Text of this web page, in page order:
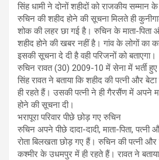
सिंह धामी ने दोनों शहीदों को राजकीय सम्मान
रुचिन की शहीद होने की सूचना मिलते ही
शोक की लहर छा गई है। रुचिन के माता-पिता
शहीद होने की खबर नहीं है। गांव के लोगों का
इसकी सूचना दे दी है वही परिजनों को बताएगा।
रुचिन रावत (30) 2009-10 में सेना में भर्ती
सिंह रावत ने बताया कि शहीद की पत्नी और
ही रहते हैं। उसकी पत्नी ने ही गैरसैंण में अपने
होने की सूचना दी।
भरापूरा परिवार पीछे छोड़ गए रुचिन
रुचिन अपने पीछे दादा-दादी, माता-पिता,
रोता बिलखता छोड़ गए हैं। रुचिन की पत्नी
कश्मीर के उधमपुर में ही रहते हैं। रावत ने